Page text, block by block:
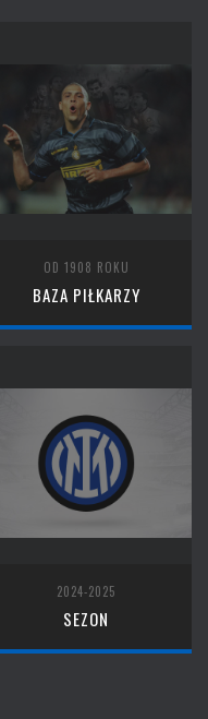
OD 1908 ROKU
BAZA PIŁKARZY
2024-2025
SEZON